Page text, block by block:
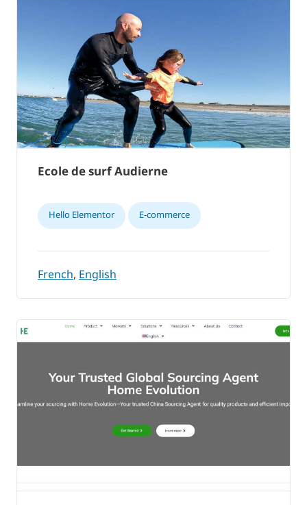
Ecole de surf Audierne
Hello Elementor E-commerce
French, English